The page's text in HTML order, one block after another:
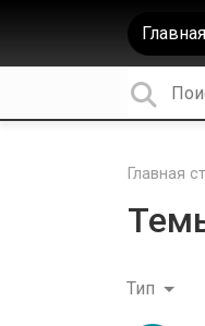
Главная
Тип